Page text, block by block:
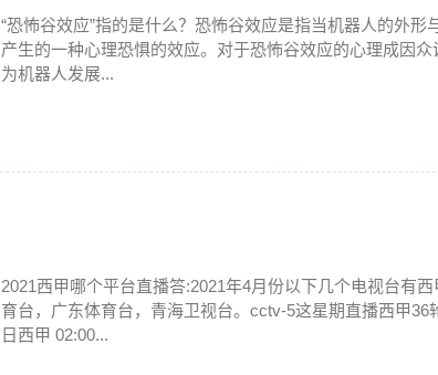
“恐怖谷效应”指的是什么？恐怖谷效应是指当机器人的外形
产生的一种心理恐惧的效应。对于恐怖谷效应的心理成因
为机器人发展...
2021西甲哪个平台直播答:2021年4月份以下几个电视台有
育台，广东体育台，青海卫视台。cctv-5这星期直播西甲36
日西甲 02:00...